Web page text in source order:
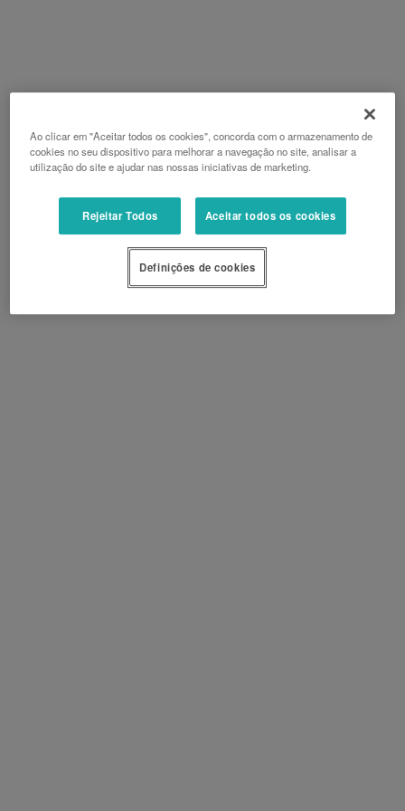
Ao clicar em "Aceitar todos os cookies", concorda com o armazenamento de
cookies no seu dispositivo para melhorar a navegação no site, analisar a
utilização do site e ajudar nas nossas iniciativas de marketing.
Rejeitar Todos Aceitar todos os cookies
Definições de cookies